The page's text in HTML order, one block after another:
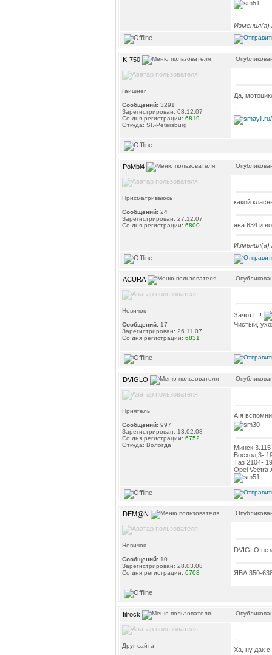
Изменил(а)
K-750
Гаишнег
Сообщений: 3291
Зарегистрирован: 08.12.07
Со дня регистрации: 6819
Откуда: St.-Petersburg
Да,
PoMbl4
Присматриваюсь
Сообщений: 24
Зарегистрирован: 27.12.07
Со дня регистрации: 6800
какой
ява 634 и
Изменил(а)
ACURA
Новичок
Сообщений: 17
Зарегистрирован: 26.11.07
Со дня регистрации: 6831
ЗачотТ!!!
Чистый,
DVIGLO
Приятель
Сообщений: 997
Зарегистрирован: 13.02.08
Со дня регистрации: 6752
Откуда: Вологда
А я
Минск
Восход 3-
Таз 2104-
Opel Vectra
DEM@N
Новичок
Сообщений: 10
Зарегистрирован: 28.03.08
Со дня регистрации: 6708
DVIGLO
ЯВА 350-
filrock
Друг сайта
Ха, ну дак